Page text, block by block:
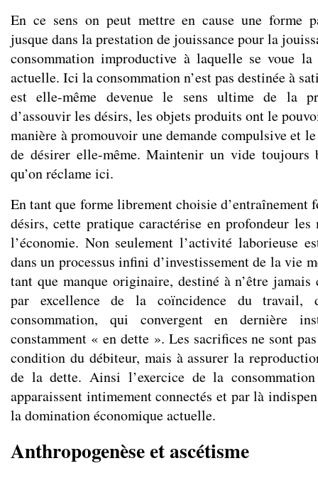
En ce sens on peut mettre en cause une forme
jusque dans la prestation de jouissance pour la
consommation improductive à laquelle se voue
actuelle. Ici la consommation n’est pas destinée à
est elle-même devenue le sens ultime de la
d’assouvir les désirs, les objets produits ont le
manière à promouvoir une demande compulsive et
de désirer elle-même. Maintenir un vide toujours
qu’on réclame ici.
En tant que forme librement choisie d’entraînement
désirs, cette pratique caractérise en profondeur les
l’économie. Non seulement l’activité laborieuse
dans un processus infini d’investissement de la vie
tant que manque originaire, destiné à n’être
par excellence de la coïncidence du
consommation, qui convergent en dernière
constamment « en dette ». Les sacrifices ne sont
condition du débiteur, mais à assurer la
de la dette. Ainsi l’exercice de la
apparaissent intimement connectés et par là
la domination économique actuelle.
Anthropogenèse et ascétisme